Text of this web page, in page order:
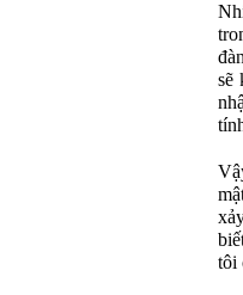
sẽ
tôi